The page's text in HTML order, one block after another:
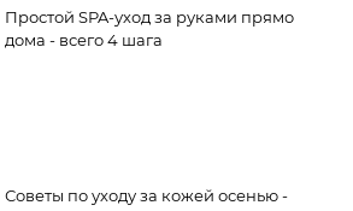
Простой SPA-уход за руками прямо
дома - всего 4 шага
Советы по уходу за кожей осенью -